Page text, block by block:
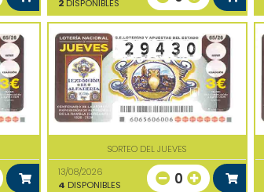
2 DISPONIBLES
SORTEO DEL JUEVES
13/08/2026
4 DISPONIBLES 0